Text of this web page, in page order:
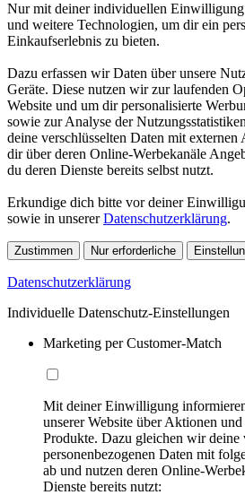
Nur mit deiner individuellen
und weitere Technologien, um dir ein
Einkaufserlebnis zu bieten.
Dazu erfassen wir Daten über unsere
Geräte. Diese nutzen wir zur laufenden
Website und um dir personalisierte
sowie zur Analyse der
deine verschlüsselten Daten mit externen
dir über deren Online-Werbekanäle
du deren Dienste bereits selbst nutzt.
Erkundige dich bitte vor deiner
sowie in unsererDatenschutzerklärung.
Zustimmen Nur erforderliche
Datenschutzerklärung
Individuelle Datenschutz-Einstellungen
Marketing per Customer-Match
Mit deiner Einwilligung
unserer Website über Aktionen
Produkte. Dazu gleichen wir deine
personenbezogenen Daten mit
ab und nutzen deren Online-
Dienste bereits nutzt: